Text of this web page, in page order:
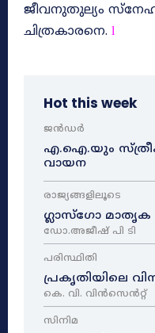
ജീവനുതുല്യം
ചിത്രകാരനെ. l
Hot this week
ജൻഡർ
എ.ഐ.യും
വായന
രാജ്യങ്ങളിലൂടെ
ഗ്ലാസ്ഗോ മാതൃക
ഡോ.അജീഷ് പി ടി
പരിസ്ഥിതി
പ്രകൃതിയിലെ
കെ. വി. വിൻസെൻറ്റ്
സിനിമ